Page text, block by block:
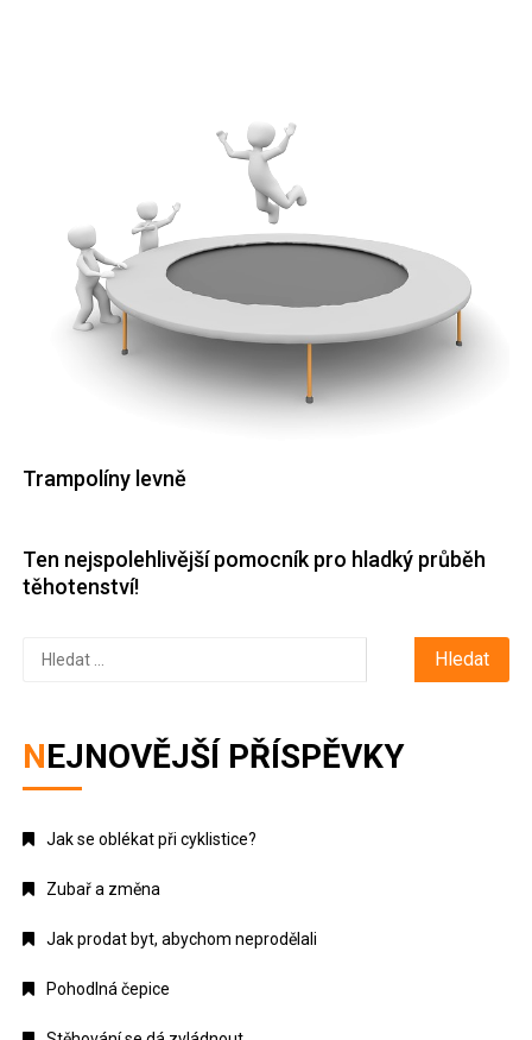
Trampolíny levně
Ten nejspolehlivější pomocník pro hladký průběh
těhotenství!
Vyhledávání
NEJNOVĚJŠÍ PŘÍSPĚVKY
Jak se oblékat při cyklistice?
Zubař a změna
Jak prodat byt, abychom neprodělali
Pohodlná čepice